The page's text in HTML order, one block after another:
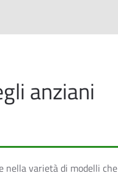
anziani
nella varietà di modelli che